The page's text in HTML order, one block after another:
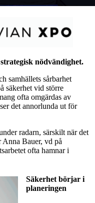
nödvändighet.
samhällets sårbarhet
säkerhet vid större
ofta omgärdas av
det annorlunda ut för
radarn, särskilt när det
Anna Bauer, vd på
ofta hamnar i
Säkerhet börjar i
planeringen